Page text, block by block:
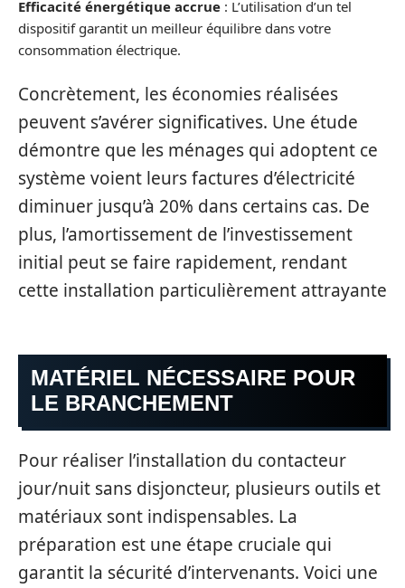
Efficacité énergétique accrue : L’utilisation d’un tel
dispositif garantit un meilleur équilibre dans votre
consommation électrique.
Concrètement, les économies réalisées
peuvent s’avérer significatives. Une étude
démontre que les ménages qui adoptent ce
système voient leurs factures d’électricité
diminuer jusqu’à 20% dans certains cas. De
plus, l’amortissement de l’investissement
initial peut se faire rapidement, rendant
cette installation particulièrement attrayante
MATÉRIEL NÉCESSAIRE POUR
LE BRANCHEMENT
Pour réaliser l’installation du contacteur
jour/nuit sans disjoncteur, plusieurs outils et
matériaux sont indispensables. La
préparation est une étape cruciale qui
garantit la sécurité d’intervenants. Voici une